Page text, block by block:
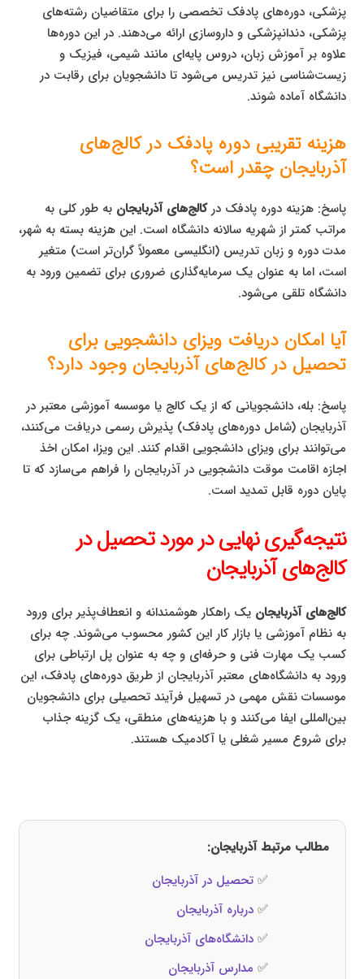
پزشکی، دوره‌های پادفک تخصصی را برای متقاضیان رشته‌های
پزشکی، دندانپزشکی و داروسازی ارائه می‌دهند. در این دوره‌ها
علاوه بر آموزش زبان، دروس پایه‌ای مانند شیمی، فیزیک و
زیست‌شناسی نیز تدریس می‌شود تا دانشجویان برای رقابت در
دانشگاه آماده شوند.
هزینه تقریبی دوره پادفک در کالج‌های
آذربایجان چقدر است؟
پاسخ: هزینه دوره پادفک درکالج‌های آذربایجان به طور کلی به
مراتب کمتر از شهریه سالانه دانشگاه است. این هزینه بسته به شهر،
مدت دوره و زبان تدریس (انگلیسی معمولاً گران‌تر است) متغیر
است، اما به عنوان یک سرمایه‌گذاری ضروری برای تضمین ورود به
دانشگاه تلقی می‌شود.
آیا امکان دریافت ویزای دانشجویی برای
تحصیل در کالج‌های آذربایجان وجود دارد؟
پاسخ: بله، دانشجویانی که از یک کالج یا موسسه آموزشی معتبر در
آذربایجان (شامل دوره‌های پادفک) پذیرش رسمی دریافت می‌کنند،
می‌توانند برای ویزای دانشجویی اقدام کنند. این ویزا، امکان اخذ
اجازه اقامت موقت دانشجویی در آذربایجان را فراهم می‌سازد که تا
پایان دوره قابل تمدید است.
نتیجه‌گیری نهایی در مورد تحصیل در
کالج‌های آذربایجان
کالج‌های آذربایجان یک راهکار هوشمندانه و انعطاف‌پذیر برای ورود
به نظام آموزشی یا بازار کار این کشور محسوب می‌شوند. چه برای
کسب یک مهارت فنی و حرفه‌ای و چه به عنوان پل ارتباطی برای
ورود به دانشگاه‌های معتبر آذربایجان از طریق دوره‌های پادفک، این
موسسات نقش مهمی در تسهیل فرآیند تحصیلی برای دانشجویان
بین‌المللی ایفا می‌کنند و با هزینه‌های منطقی، یک گزینه جذاب
برای شروع مسیر شغلی یا آکادمیک هستند.
مطالب مرتبط آذربایجان:
✅تحصیل در آذربایجان
✅درباره آذربایجان
✅دانشگاه‌های آذربایجان
✅ مدارس آذربایجان